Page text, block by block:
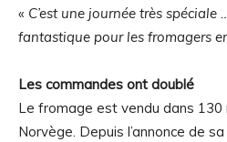
« C’est une journée très spéciale
fantastique pour les fromagers
Les commandes ont doublé
Le fromage est vendu dans
Norvège. Depuis l’annonce de